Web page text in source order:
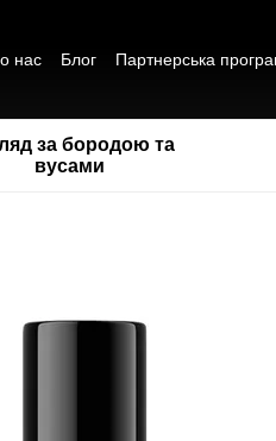
нас Блог Партнерська
за бородою та
вусами